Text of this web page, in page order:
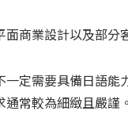
商業設計以及部分
定需要具備日語能
常較為細緻且嚴謹。